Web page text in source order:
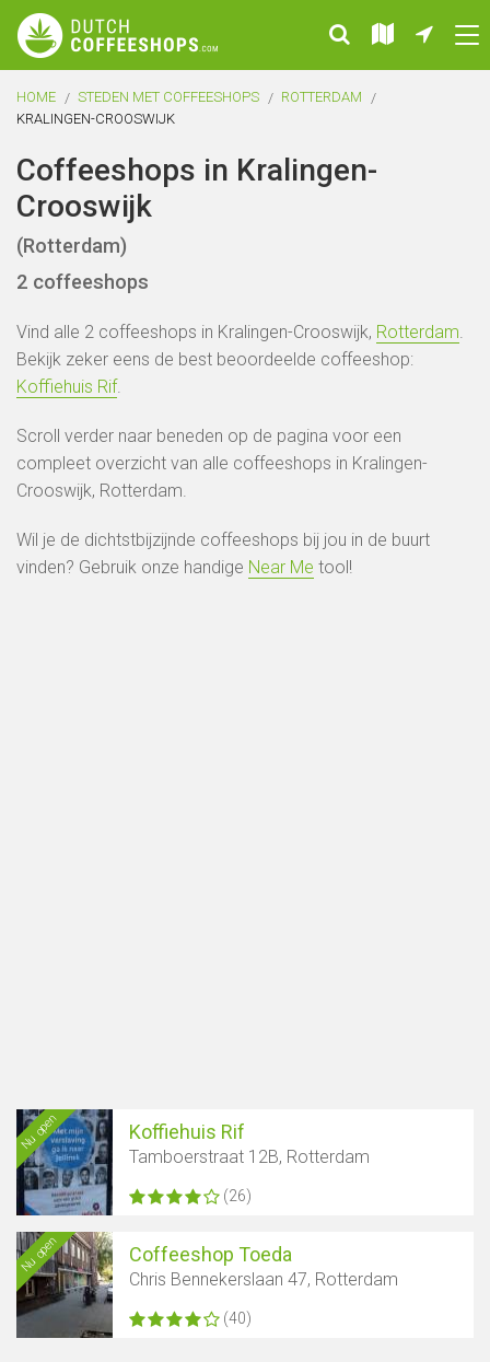
HOME STEDEN MET COFFEESHOPS
ROTTERDAM
KRALINGEN-CROOSWIJK
Coffeeshops in Kralingen-
Crooswijk
(Rotterdam)
2 coffeeshops
Vind alle 2 coffeeshops in Kralingen-Crooswijk, Rotterdam.
Bekijk zeker eens de best beoordeelde coffeeshop:
Koffiehuis Rif.
Scroll verder naar beneden op de pagina voor een
compleet overzicht van alle coffeeshops in Kralingen-
Crooswijk, Rotterdam.
Wil je de dichtstbijzijnde coffeeshops bij jou in de buurt
vinden? Gebruik onze handige Near Me tool!
Nu open Koffiehuis Rif
Tamboerstraat 12B, Rotterdam
(26)
Nu open Coffeeshop Toeda
Chris Bennekerslaan 47, Rotterdam
(40)